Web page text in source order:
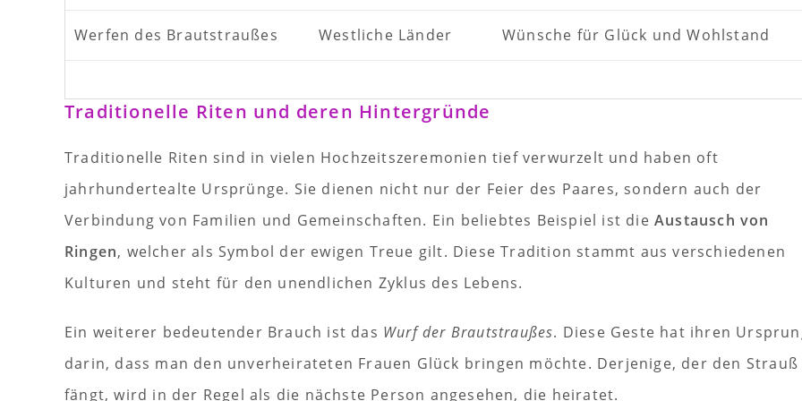
Werfen des Brautstraußes Westliche Länder Wünsche für Glück und Wohlstand
Traditionelle Riten und deren Hintergründe
Traditionelle Riten sind in vielen Hochzeitszeremonien tief verwurzelt und haben oft
jahrhundertealte Ursprünge. Sie dienen nicht nur der Feier des Paares, sondern auch der
Verbindung von Familien und Gemeinschaften. Ein beliebtes Beispiel ist dieAustausch von
Ringen, welcher als Symbol der ewigen Treue gilt. Diese Tradition stammt aus verschiedenen
Kulturen und steht für den unendlichen Zyklus des Lebens.
Ein weiterer bedeutender Brauch ist das Wurf der Brautstraußes. Diese Geste hat ihren
darin, dass man den unverheirateten Frauen Glück bringen möchte. Derjenige, der den Strauß
fängt, wird in der Regel als die nächste Person angesehen, die heiratet.